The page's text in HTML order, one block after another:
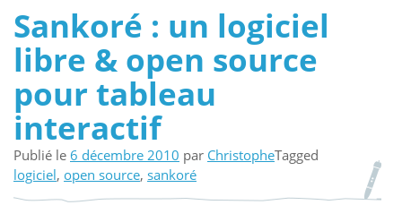
Sankoré : un logiciel
libre & open source
pour tableau
interactif
Publié le 6 décembre 2010 par ChristopheTagged
logiciel, open source, sankoré